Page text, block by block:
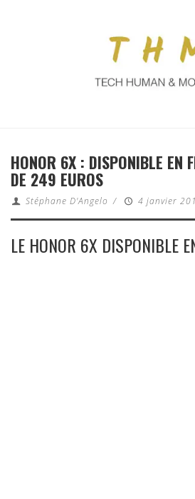
HONOR 6X : DISPONIBLE EN
DE 249 EUROS
Stéphane D'Angelo / 4 janvier
LE HONOR 6X DISPONIBLE